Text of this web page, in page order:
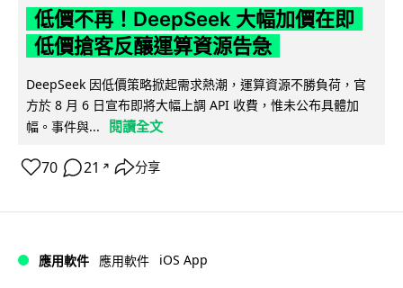
低價不再！DeepSeek 大幅加價在即
低價搶客反釀運算資源告急
DeepSeek 因低價策略掀起需求熱潮，運算資源不勝負荷，官
方於 8 月 6 日宣布即將大幅上調 API 收費，惟未公布具體加
幅。事件與...
閱讀全文
70 21 ↗ 分享
應用軟件 應用軟件 iOS App